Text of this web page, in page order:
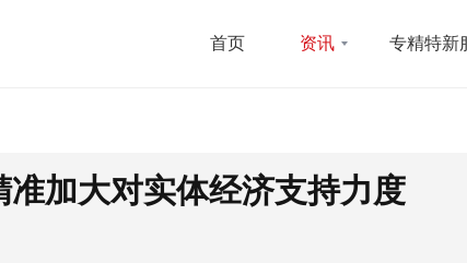
首页 资讯 专精特新
加大对实体经济支持力度